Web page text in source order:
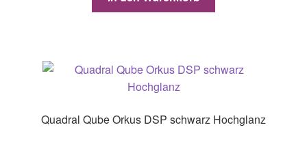
Quadral Qube Orkus DSP schwarz Hochglanz